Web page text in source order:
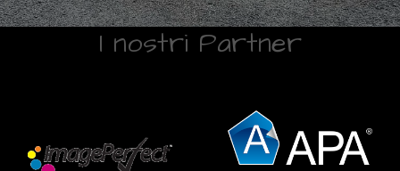
I nostri Partner